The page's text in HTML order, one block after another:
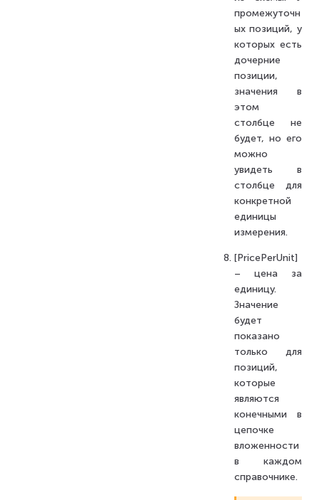
промежуточн
ых позиций, у
которых есть
дочерние
позиции,
значения в
этом
столбце не
будет, но его
можно
увидеть в
столбце для
конкретной
единицы
измерения.
[PricePerUnit]
– цена за
единицу.
Значение
будет
показано
только для
позиций,
которые
являются
конечными в
цепочке
вложенности
в каждом
справочнике.